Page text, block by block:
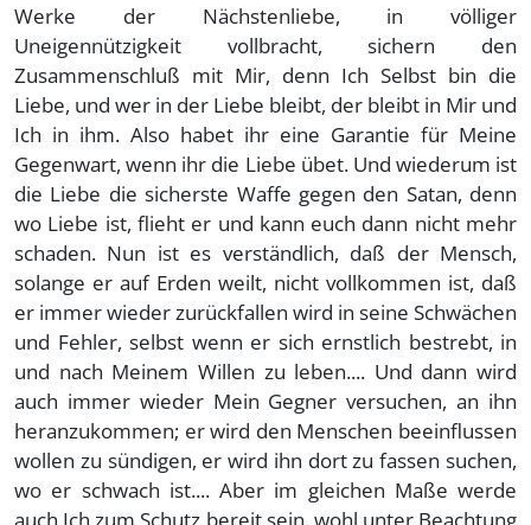
Werke der Nächstenliebe, in völliger
Uneigennützigkeit vollbracht, sichern den
Zusammenschluß mit Mir, denn Ich Selbst bin die
Liebe, und wer in der Liebe bleibt, der bleibt in Mir und
Ich in ihm. Also habet ihr eine Garantie für Meine
Gegenwart, wenn ihr die Liebe übet. Und wiederum ist
die Liebe die sicherste Waffe gegen den Satan, denn
wo Liebe ist, flieht er und kann euch dann nicht mehr
schaden. Nun ist es verständlich, daß der Mensch,
solange er auf Erden weilt, nicht vollkommen ist, daß
er immer wieder zurückfallen wird in seine Schwächen
und Fehler, selbst wenn er sich ernstlich bestrebt, in
und nach Meinem Willen zu leben.... Und dann wird
auch immer wieder Mein Gegner versuchen, an ihn
heranzukommen; er wird den Menschen beeinflussen
wollen zu sündigen, er wird ihn dort zu fassen suchen,
wo er schwach ist.... Aber im gleichen Maße werde
auch Ich zum Schutz bereit sein, wohl unter Beachtung